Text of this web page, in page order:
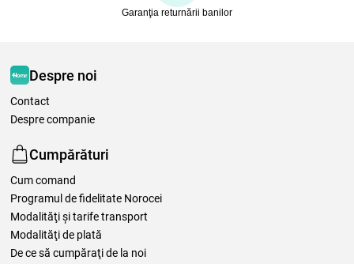
Garanţia returnării banilor
Despre noi
Contact
Despre companie
Cumpărături
Cum comand
Programul de fidelitate Norocei
Modalităţi şi tarife transport
Modalităţi de plată
De ce să cumpăraţi de la noi